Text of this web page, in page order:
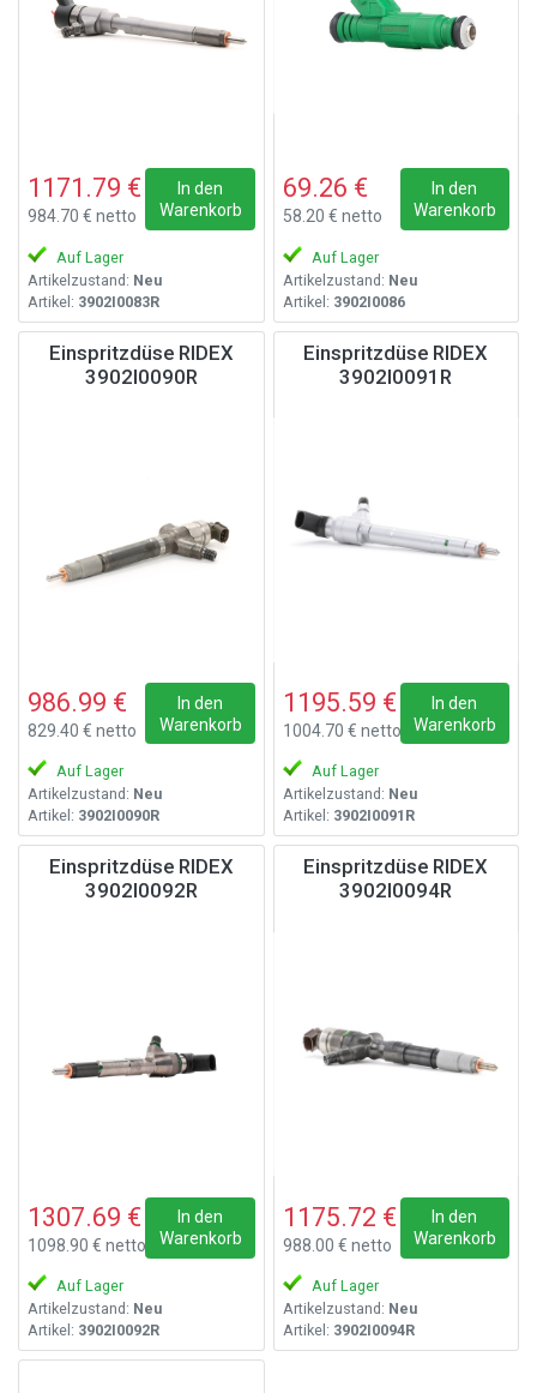
1171.79 €
984.70 € netto
In den
Warenkorb
Auf Lager
Artikelzustand: Neu
Artikel: 3902I0083R
69.26 €
58.20 € netto
In den
Warenkorb
Auf Lager
Artikelzustand: Neu
Artikel: 3902I0086
Einspritzdüse RIDEX
3902I0090R
986.99 €
829.40 € netto
In den
Warenkorb
Auf Lager
Artikelzustand: Neu
Artikel: 3902I0090R
Einspritzdüse RIDEX
3902I0091R
1195.59 €
1004.70 € netto
In den
Warenkorb
Auf Lager
Artikelzustand: Neu
Artikel: 3902I0091R
Einspritzdüse RIDEX
3902I0092R
1307.69 €
1098.90 € netto
In den
Warenkorb
Auf Lager
Artikelzustand: Neu
Artikel: 3902I0092R
Einspritzdüse RIDEX
3902I0094R
1175.72 €
988.00 € netto
In den
Warenkorb
Auf Lager
Artikelzustand: Neu
Artikel: 3902I0094R